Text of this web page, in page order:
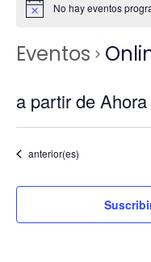
No hay eventos
Eventos
a partir de Ahora
Seleccionar
Eventos
anterior(es)